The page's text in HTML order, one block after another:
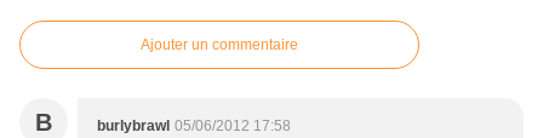
Ajouter un commentaire
B burlybrawl 05/06/2012 17:58